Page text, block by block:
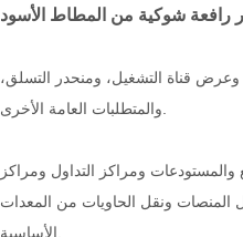
رافعة شوكية من المطاط الأسود
وعرض قناة التشغيل، ومنحدر التسلق،
ومراكز التداول ومراكز
المنصات ونقل الحاويات من المعدات